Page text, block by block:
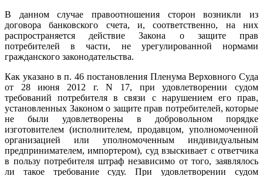
В данном случае правоотношения сторон возникли из
договора банковского счета, и, соответственно, на них
распространяется действие Закона о защите прав
потребителей в части, не урегулированной нормами
гражданского законодательства.
Как указано в п. 46 постановления Пленума Верховного Суда
от 28 июня 2012 г. N 17, при удовлетворении судом
требований потребителя в связи с нарушением его прав,
установленных Законом о защите прав потребителей, которые
не были удовлетворены в добровольном порядке
изготовителем (исполнителем, продавцом, уполномоченной
организацией или уполномоченным индивидуальным
предпринимателем, импортером), суд взыскивает с ответчика
в пользу потребителя штраф независимо от того, заявлялось
ли такое требование суду. При удовлетворении судом